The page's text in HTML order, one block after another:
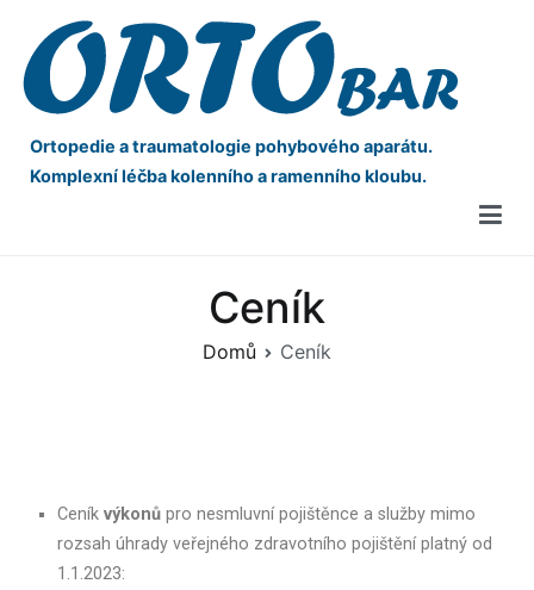
Ortopedie a traumatologie pohybového aparátu.
Komplexní léčba kolenního a ramenního kloubu.
Ceník
Domů Ceník
Ceník výkonů pro nesmluvní pojištěnce a služby mimo
rozsah úhrady veřejného zdravotního pojištění platný od
1.1.2023: